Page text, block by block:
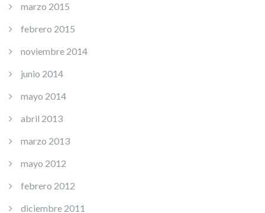
marzo 2015
febrero 2015
noviembre 2014
junio 2014
mayo 2014
abril 2013
marzo 2013
mayo 2012
febrero 2012
diciembre 2011